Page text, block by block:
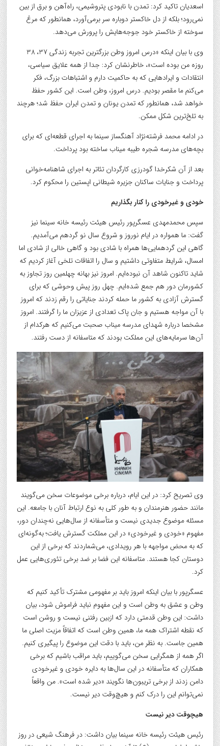
اسعدیان تاکید کرد: تمدن با نابودی پتروشیمی، راه‌آهن و برق از بین
نمی‌رود؛ بلکه از دل خاکستر دوباره سر برمی‌آورد، همانطور که مرغ
سوخته از خاکستر خود جوجه‌هایش را پرورش می‌دهد.
وی با بیان اینکه «درس امروز وطن بزرگترین تجربه زندگی 37، 38
روزه من بوده است»، خاطرنشان کرد: جدا از همه علایق سیاسی،
انتقادات و ایرادهایی که به حاکمیت دارم و اشتباهات بزرگ، فکر
می‌کنم ما مقصر بودیم. درس امروز، وطن است. این کشور حفظ
خواهد شد، همانطور که تمدن یونان و تمدن ایران حفظ شد؛ هرچند
به تلخ‌ترین شکل ممکن.
در ادامه محمد فرشته‌نژاد آهنگساز سینما به اجرای قطعه‌ای که برای
بچه‌های مدرسه شجره طیبه میناب ساخته بود پرداخت.
بعد از آن شکرخدا گودرزی کارگردان تئاتر به اجرای شاهنامه‌خوانی
پرداخت و جنایات ساکنان جزیره شیطانی اپستین را محکوم کرد.
خودی و غیرخودی را کنار بگذاریم
سپس محمدمهدی عسگرپور رئیس هیئت رئیسه خانه سینما نیز
گفت: ما همواره در ایام نوروز و‌ شروع سال نو گردهم می‌آمدیم.
گاهی این گردهمایی‌ها همراه با شادی بود و گاهی خالی از شادی اما
امسال، شرایط متفاوتی داشتیم و سال را اتفاقات تلخی آغاز کردیم که
شاید تاکنون‌ شاهد آن نبوده‌ایم. امروز نیز بهانه چهلمین روز تجاوز‌ به
کشورمان دور هم جمع شده‌ایم. چهل روز پیش وحوشی که‌ برای
گسترش آزادی به کشور ما حمله کردند جنایاتی را رقم زدند که امروز
با آن‌ مواجه هستیم و جان پاک تعدادی از عزیزان ما را گرفتند. امروز
مشخصا درباره شهدای مدرسه میناب صحبت می‌کنیم که هرکدام از
آن‌ها سرمایه‌های این مملکت بودند که متاسفانه از دست رفتند.
وی تصریح کرد: در این ایام، درباره برخی موضوعات سخن می‌گویند
مانند حضور هنرمندان و به طور کلی به نوع ارتباط آنان با جامعه. این
مسئله موضوع جدیدی نیست و متأسفانه از سال‌هایی نه‌چندان دور،
مفهوم «خودی و غیرخودی» در این مملکت گسترش یافت؛ به‌گونه‌ای
که به محض مواجهه با هر رویدادی، می‌شماردند که برخی از این
دوستان کجا هستند. متاسفانه این فضا بر ضد برخی تئوری‌هایی عمل
کرد.
عسگرپور با بیان اینکه امروز باید بر مفهومی مشترک تأکید کنیم که
وطن و عشق به وطن است و این مفهوم نباید فراموش شود، بیان
داشت: این وطن قدمتی دارد که ازبین رفتنی نیست و روشن است
که نقطه اشتراک همه ما، همین وطن است که اتفاقاً مزیت اصلی ما
همین جاست. به نظر من، باید با دقت این موضوع را پیگیری کنیم.
اگر همه از همگرایی سخن می‌گوییم، باید مراقب باشیم که برخی
همکاران که متأسفانه در این سال‌ها به دایره خودی و غیرخودی
دامن زدند از برخی تریبون‌ها نگویند «دیر شده است». من واقعاً
نمی‌توانم این را درک کنم و هیچ‌وقت دیر نیست.
هیچوقت دیر نیست
رئیس هیئت رئیسه خانه سینما بیان داشت: در فرهنگ شیعی در روز